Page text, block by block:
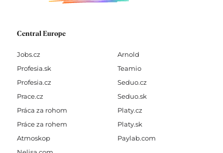
Central Europe
Jobs.cz
Profesia.sk
Profesia.cz
Prace.cz
Práca za rohom
Práce za rohem
Atmoskop
Arnold
Teamio
Seduo.cz
Seduo.sk
Platy.cz
Platy.sk
Paylab.com